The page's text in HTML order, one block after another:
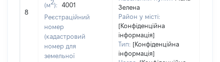
8
(м2):
4001
Реєстраційний
номер
(кадастровий
номер для
земельної
Зелена
Район у місті:
[Конфіденційна
інформація]
Тип: [Конфіденційна
інформація]